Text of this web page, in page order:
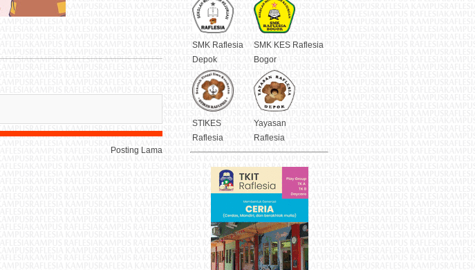
Posting Lama
SMK Raflesia
Depok
SMK KES Raflesia
Bogor
STIKES
Raflesia
Yayasan
Raflesia